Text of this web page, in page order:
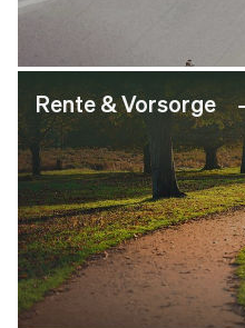
Rente & Vorsorge